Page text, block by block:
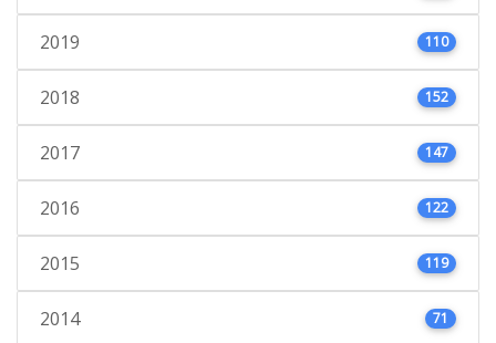
2019 110
2018 152
2017 147
2016 122
2015 119
2014 71